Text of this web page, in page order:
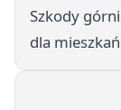
Szkody
dla